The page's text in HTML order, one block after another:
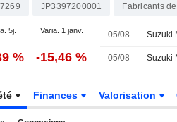
7269 JP3397200001 Fabricants
5j. Varia. 1 janv.
% -15,46 %
05/08
05/08
Finances Valorisation